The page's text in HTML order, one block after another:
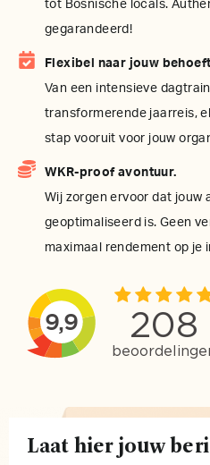
tot Bosnische locals.
gegarandeerd!
Flexibel naar jouw
Van een intensieve
transformerende jaarreis,
stap vooruit voor jouw
WKR-proof avontuur.
Wij zorgen ervoor dat jouw
geoptimaliseerd is. Geen
maximaal rendement op je
Laat hier jouw